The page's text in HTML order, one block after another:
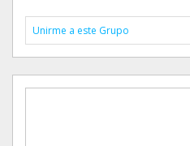
Unirme a este Grupo